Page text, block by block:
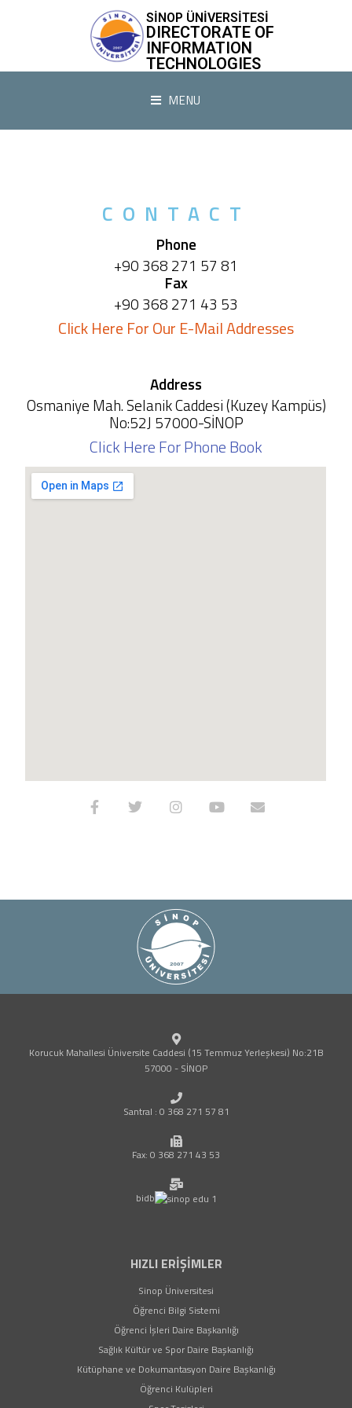
SİNOP ÜNİVERSİTESİ
DIRECTORATE OF
INFORMATION
TECHNOLOGIES
MENU
CONTACT
Phone
+90 368 271 57 81
Fax
+90 368 271 43 53
Click Here For Our E-Mail Addresses(yeni
Address
Osmaniye Mah. Selanik Caddesi (Kuzey Kampüs)
No:52J 57000-SİNOP
Click Here For Phone Book
(yeni sekmede açılır)
(yeni sekmede açılır)
(yeni sekmede açılır)
(yeni sekmede
(yeni
Korucuk Mahallesi Üniversite Caddesi (15 Temmuz Yerleşkesi) No:21B
57000 - SİNOP
Santral : 0 368 271 57 81
Fax: 0 368 271 43 53
bidb
HIZLI ERİŞİMLER
Sinop Üniversitesi
Öğrenci Bilgi Sistemi(yeni sekmede açılır)
Öğrenci İşleri Daire Başkanlığı(yeni sekmede açılır)
Sağlık Kültür ve Spor Daire Başkanlığı
Kütüphane ve Dokumantasyon Daire Başkanlığı(yeni sekmede
Öğrenci Kulüpleri(yeni sekmede açılır)